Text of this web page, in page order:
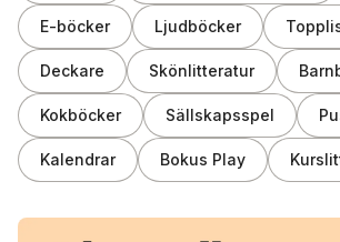
E-böcker Ljudböcker
Deckare Skönlitteratur
Kokböcker Sällskapsspel
Kalendrar Bokus Play